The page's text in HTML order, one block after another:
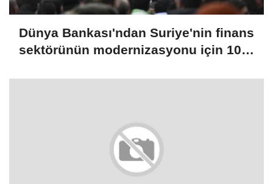
Dünya Bankası'ndan Suriye'nin finans
sektörünün modernizasyonu için 100